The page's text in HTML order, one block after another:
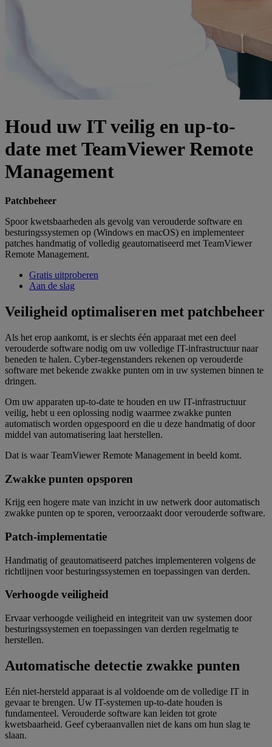
Houd uw IT veilig en up-to-
date met TeamViewer Remote
Management
Patchbeheer
Spoor kwetsbaarheden als gevolg van verouderde software en
besturingssystemen op (Windows en macOS) en implementeer
patches handmatig of volledig geautomatiseerd met TeamViewer
Remote Management.
Gratis uitproberen
Aan de slag
Veiligheid optimaliseren met patchbeheer
Als het erop aankomt, is er slechts één apparaat met een deel
verouderde software nodig om uw volledige IT-infrastructuur naar
beneden te halen. Cyber-tegenstanders rekenen op verouderde
software met bekende zwakke punten om in uw systemen binnen te
dringen.
Om uw apparaten up-to-date te houden en uw IT-infrastructuur
veilig, hebt u een oplossing nodig waarmee zwakke punten
automatisch worden opgespoord en die u deze handmatig of door
middel van automatisering laat herstellen.
Dat is waar TeamViewer Remote Management in beeld komt.
Zwakke punten opsporen
Krijg een hogere mate van inzicht in uw netwerk door automatisch
zwakke punten op te sporen, veroorzaakt door verouderde software.
Patch-implementatie
Handmatig of geautomatiseerd patches implementeren volgens de
richtlijnen voor besturingssystemen en toepassingen van derden.
Verhoogde veiligheid
Ervaar verhoogde veiligheid en integriteit van uw systemen door
besturingssystemen en toepassingen van derden regelmatig te
herstellen.
Automatische detectie zwakke punten
Eén niet-hersteld apparaat is al voldoende om de volledige IT in
gevaar te brengen. Uw IT-systemen up-to-date houden is
fundamenteel. Verouderde software kan leiden tot grote
kwetsbaarheid. Geef cyberaanvallen niet de kans om hun slag te
slaan.